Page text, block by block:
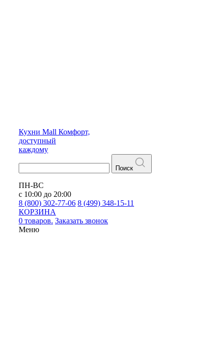
Кухни Mall Комфорт,
доступный
каждому
Поиск
ПН-ВС
с 10:00 до 20:00
8 (800) 302-77-06 8 (499) 348-15-11
КОРЗИНА
0 товаров. Заказать звонок
Меню